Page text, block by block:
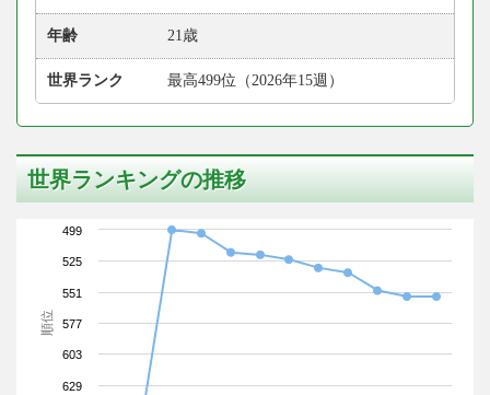
年齢 21歳
世界ランク 最高499位（2026年15週）
世界ランキングの推移
順位
499
525
551
577
603
629